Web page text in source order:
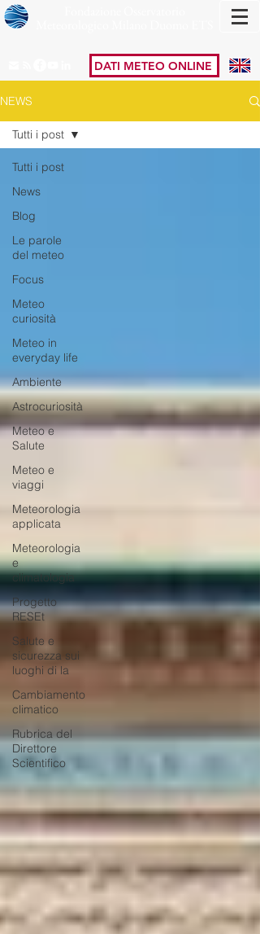
DATI METEO ONLINE
NEWS
Tutti i post
News
Blog
Le parole
del meteo
Focus
Meteo
curiosità
Meteo in
everyday life
Ambiente
Astrocuriosità
Meteo e
Salute
Meteo e
viaggi
Meteorologia
applicata
Meteorologia
e
climatologia
Progetto
RESEt
Salute e
sicurezza sui
luoghi di la
Cambiamento
climatico
Rubrica del
Direttore
Scientifico
Tutti i post